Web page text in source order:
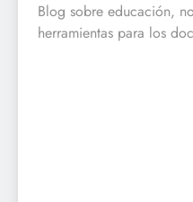
Blog sobre educación,
herramientas para los